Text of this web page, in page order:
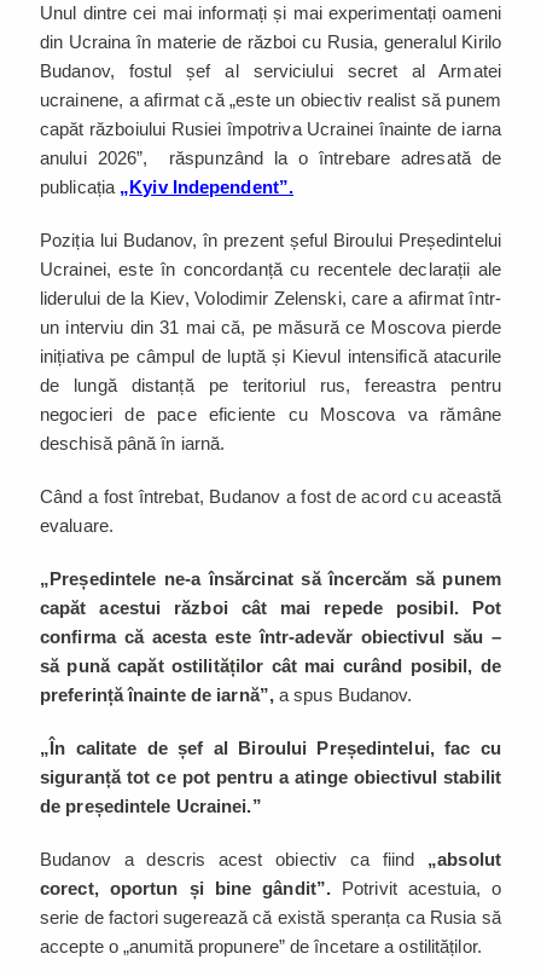
Unul dintre cei mai informați și mai experimentați oameni
din Ucraina în materie de război cu Rusia, generalul Kirilo
Budanov, fostul șef al serviciului secret al Armatei
ucrainene, a afirmat că „este un obiectiv realist să punem
capăt războiului Rusiei împotriva Ucrainei înainte de iarna
anului 2026”, răspunzând la o întrebare adresată de
publicația „Kyiv Independent”.
Poziția lui Budanov, în prezent șeful Biroului Președintelui
Ucrainei, este în concordanță cu recentele declarații ale
liderului de la Kiev, Volodimir Zelenski, care a afirmat într-
un interviu din 31 mai că, pe măsură ce Moscova pierde
inițiativa pe câmpul de luptă și Kievul intensifică atacurile
de lungă distanță pe teritoriul rus, fereastra pentru
negocieri de pace eficiente cu Moscova va rămâne
deschisă până în iarnă.
Când a fost întrebat, Budanov a fost de acord cu această
evaluare.
„Președintele ne-a însărcinat să încercăm să punem
capăt acestui război cât mai repede posibil. Pot
confirma că acesta este într-adevăr obiectivul său –
să pună capăt ostilităților cât mai curând posibil, de
preferință înainte de iarnă”,a spus Budanov.
„În calitate de șef al Biroului Președintelui, fac cu
siguranță tot ce pot pentru a atinge obiectivul stabilit
de președintele Ucrainei.”
Budanov a descris acest obiectiv ca fiind „absolut
corect, oportun și bine gândit”. Potrivit acestuia, o
serie de factori sugerează că există speranța ca Rusia să
accepte o „anumită propunere” de încetare a ostilităților.